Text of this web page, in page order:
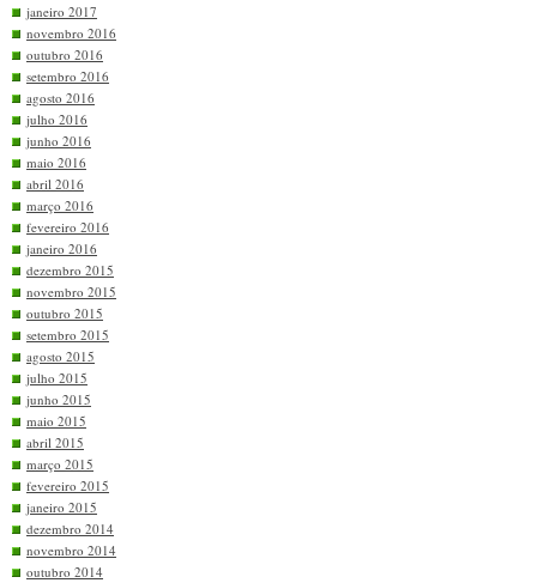
janeiro 2017
novembro 2016
outubro 2016
setembro 2016
agosto 2016
julho 2016
junho 2016
maio 2016
abril 2016
março 2016
fevereiro 2016
janeiro 2016
dezembro 2015
novembro 2015
outubro 2015
setembro 2015
agosto 2015
julho 2015
junho 2015
maio 2015
abril 2015
março 2015
fevereiro 2015
janeiro 2015
dezembro 2014
novembro 2014
outubro 2014